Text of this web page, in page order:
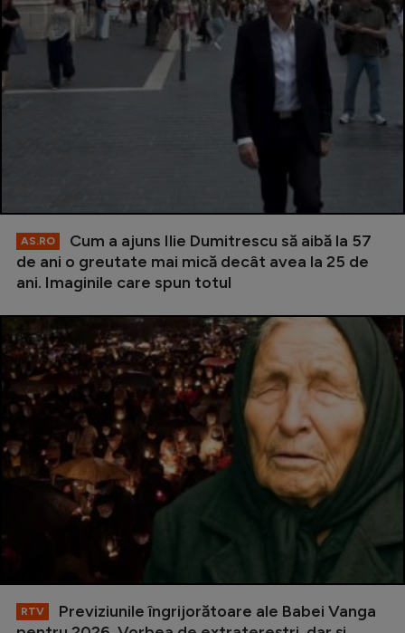
AS.RO
Cum a ajuns Ilie Dumitrescu să aibă la 57
de ani o greutate mai mică decât avea la 25 de
ani. Imaginile care spun totul
RTV
Previziunile îngrijorătoare ale Babei Vanga